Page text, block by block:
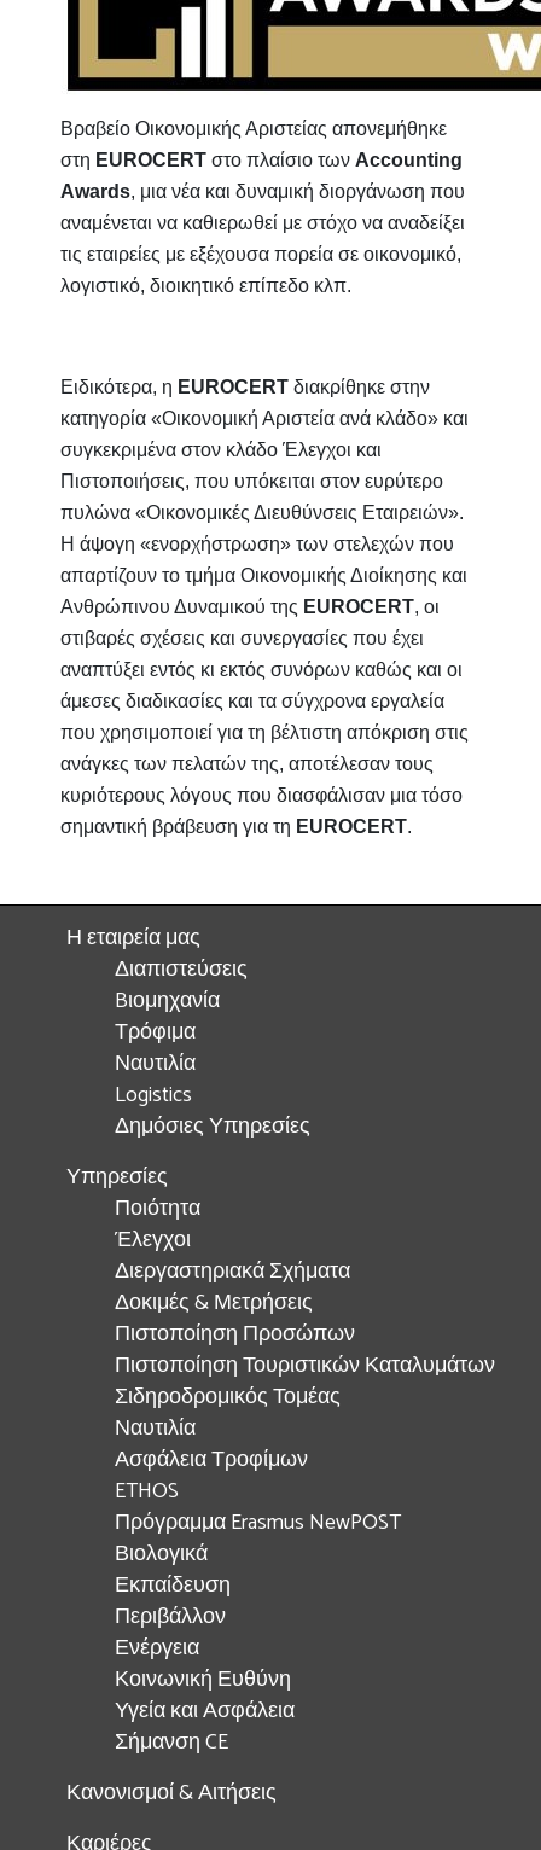
Βραβείο Οικονομικής Αριστείας απονεμήθηκε
στη EUROCERT στο πλαίσιο των Accounting
Awards, μια νέα και δυναμική διοργάνωση που
αναμένεται να καθιερωθεί με στόχο να αναδείξει
τις εταιρείες με εξέχουσα πορεία σε οικονομικό,
λογιστικό, διοικητικό επίπεδο κλπ.
Ειδικότερα, η EUROCERT διακρίθηκε στην
κατηγορία «Οικονομική Αριστεία ανά κλάδο» και
συγκεκριμένα στον κλάδο Έλεγχοι και
Πιστοποιήσεις, που υπόκειται στον ευρύτερο
πυλώνα «Οικονομικές Διευθύνσεις Εταιρειών».
Η άψογη «ενορχήστρωση» των στελεχών που
απαρτίζουν το τμήμα Οικονομικής Διοίκησης και
Ανθρώπινου Δυναμικού της EUROCERT, οι
στιβαρές σχέσεις και συνεργασίες που έχει
αναπτύξει εντός κι εκτός συνόρων καθώς και οι
άμεσες διαδικασίες και τα σύγχρονα εργαλεία
που χρησιμοποιεί για τη βέλτιστη απόκριση στις
ανάγκες των πελατών της, αποτέλεσαν τους
κυριότερους λόγους που διασφάλισαν μια τόσο
σημαντική βράβευση για τη EUROCERT.
Η εταιρεία μας
Διαπιστεύσεις
Bιομηχανία
Τρόφιμα
Ναυτιλία
Logistics
Δημόσιες Υπηρεσίες
Υπηρεσίες
Ποιότητα
Έλεγχοι
Διεργαστηριακά Σχήματα
Δοκιμές & Μετρήσεις
Πιστοποίηση Προσώπων
Πιστοποίηση Τουριστικών Καταλυμάτων
Σιδηροδρομικός Τομέας
Ναυτιλία
Ασφάλεια Τροφίμων
ETHOS
Πρόγραμμα Erasmus NewPOST
Βιολογικά
Εκπαίδευση
Περιβάλλον
Ενέργεια
Κοινωνική Ευθύνη
Υγεία και Ασφάλεια
Σήμανση CE
Κανονισμοί & Αιτήσεις